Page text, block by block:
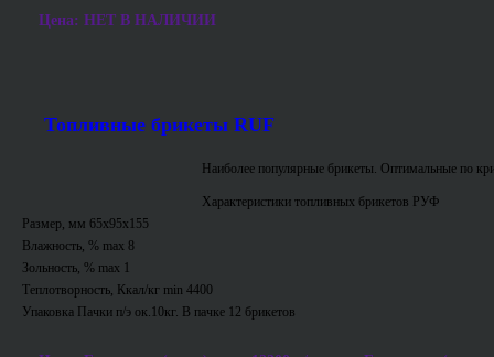
Цена: НЕТ В НАЛИЧИИ
Топливные брикеты RUF
Наиболее популярные брикеты. Оптимальные по
Характеристики топливных брикетов РУФ
Размер, мм 65х95х155
Влажность, % max 8
Зольность, % max 1
Теплотворность, Ккал/кг min 4400
Упаковка Пачки п/э ок.10кг. В пачке 12 брикетов